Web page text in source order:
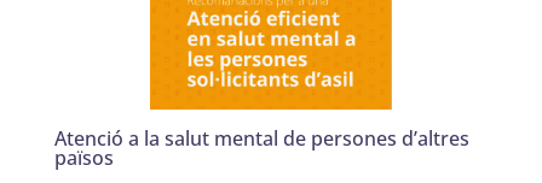
Atenció a la salut mental de persones d’altres
països